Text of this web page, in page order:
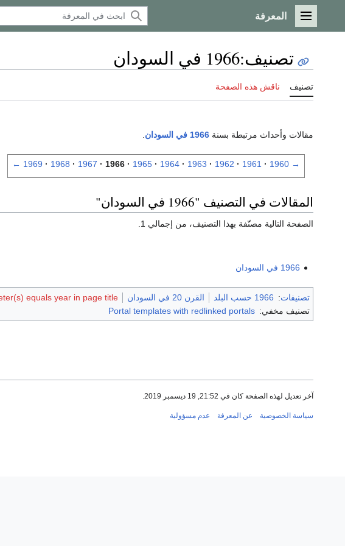
القائمة الرئيسية
المعرفة
تصنيف:1966 في السودان
تصنيف ناقش هذه الصفحة
مقالات وأحداث مرتبطة بسنة 1966 في السودان
→
1960
1961
1962
1963
1964
1965
1966
1967
1968
1969
←
المقالات في التصنيف "1966 في السودان"
الصفحة التالية مصنّفة بهذا التصنيف، من إجمالي 1.
1966 في السودان
تصنيفات: 1966 حسب البلد القرن 20 في السودان equals year in page title
تصنيف مخفي: Portal templates with redlinked portals
آخر تعديل لهذه الصفحة كان في 21:52, 19 ديسمبر 2019.
سياسة الخصوصية عن المعرفة عدم مسؤولية